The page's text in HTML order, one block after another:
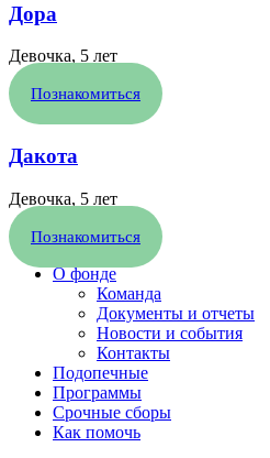
Дора
Девочка, 5 лет
Познакомиться
Дакота
Девочка, 5 лет
Познакомиться
О фонде
Команда
Документы и отчеты
Новости и события
Контакты
Подопечные
Программы
Срочные сборы
Как помочь